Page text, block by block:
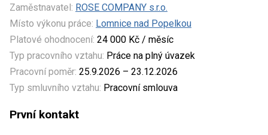
Zaměstnavatel: ROSE COMPANY s.r.o.
Místo výkonu práce: Lomnice nad Popelkou
Platové ohodnocení: 24 000 Kč / měsíc
Typ pracovního vztahu: Práce na plný úvazek
Pracovní poměr: 25.9.2026 – 23.12.2026
Typ smluvního vztahu: Pracovní smlouva
První kontakt